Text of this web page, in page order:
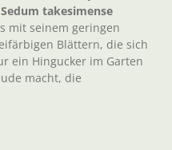
Sedum takesimense
mit seinem geringen
Blättern, die sich
ein Hingucker im Garten
macht, die